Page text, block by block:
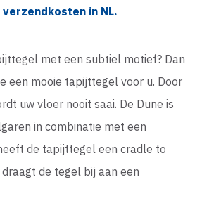
verzendkosten in NL.
met een subtiel motief? Dan
een mooie tapijttegel voor u. Door
uw vloer nooit saai. De Dune is
in combinatie met een
de tapijttegel een cradle to
de tegel bij aan een